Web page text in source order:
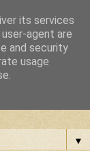
▼
its services
agent are
and security
usage